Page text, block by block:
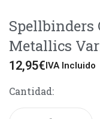
Spellbinders
Metallics
12,95€IVA Incluido
Cantidad: